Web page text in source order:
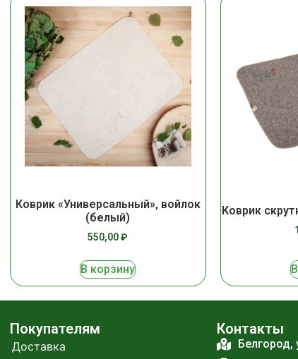
Коврик «Универсальный», войлок
(белый)
550,00₽
В корзину
Коврик
Покупателям
Доставка
Контакты
Белгород,